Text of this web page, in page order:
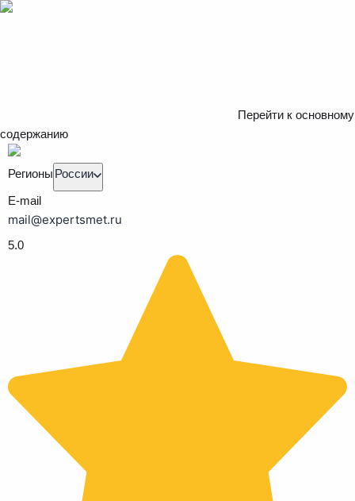
Перейти к основному
содержанию
Регионы России
E-mail
mail@expertsmet.ru
5.0